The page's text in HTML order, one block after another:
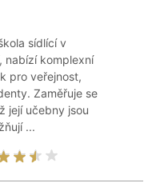
sídlící v
nabízí komplexní
pro veřejnost,
Zaměřuje se
její učebny jsou
...